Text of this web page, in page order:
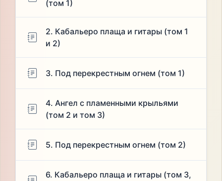
(том 1)
2. Кабальеро плаща и гитары (том 1
и 2)
3. Под перекрестным огнем (том 1)
4. Ангел с пламенными крыльями
(том 2 и том 3)
5. Под перекрестным огнем (том 2)
6. Кабальеро плаща и гитары (том 3,